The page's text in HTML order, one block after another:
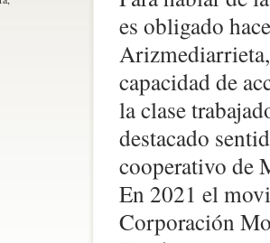
es obligado
capacidad de
la clase
destacado
cooperativo de
En 2021 el
Corporación